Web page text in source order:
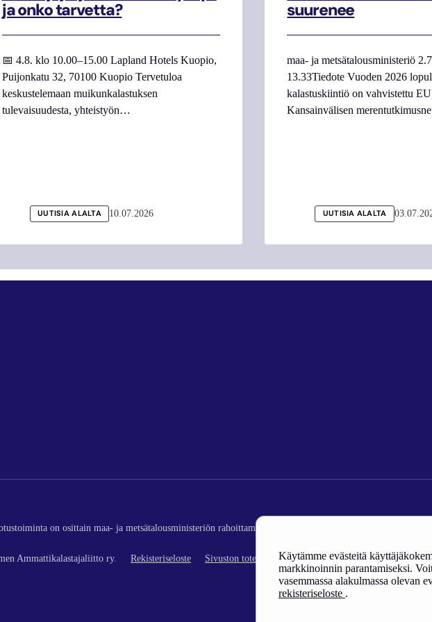
Käytämme evästeitä
markkinoinnin parantamiseksi.
vasemmassa alakulmassa olevan
rekisteriseloste .
ja onko tarvetta?
📅 4.8. klo 10.00–15.00 Lapland Hotels Kuopio,
Puijonkatu 32, 70100 Kuopio Tervetuloa
keskustelemaan muikunkalastuksen
tulevaisuudesta, yhteistyön…
UUTISIA ALALTA 10.07.2026
suurenee
maa- ja metsätalousministeriö
13.33Tiedote Vuoden 2026
kalastuskiintiö on vahvistettu
Kansainvälisen
UUTISIA ALALTA
on osittain maa- ja metsätalousministeriön rahoittamaa (kalatalouden edistäminen).
Ammattikalastajaliitto ry. Rekisteriseloste Sivuston toteutus